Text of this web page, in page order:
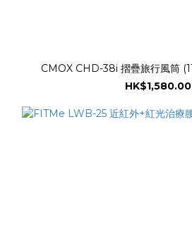
CMOX CHD-38i 摺疊旅行風筒
HK$1,580.00